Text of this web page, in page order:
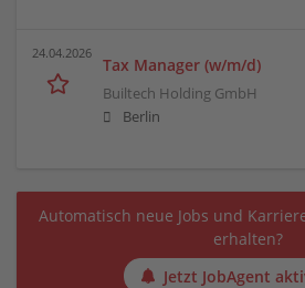
24.04.2026
Tax Manager (w/m/d)
Builtech Holding GmbH
Berlin
Automatisch neue Jobs und
erhalten?
Jetzt JobAgent